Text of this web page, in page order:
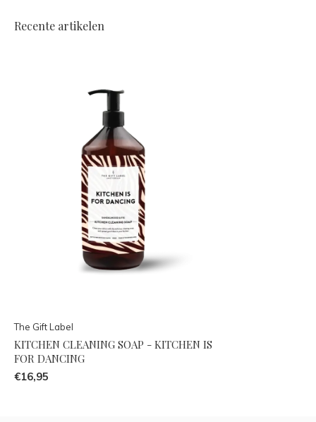
Recente artikelen
The Gift Label
KITCHEN CLEANING SOAP - KITCHEN IS
FOR DANCING
€16,95